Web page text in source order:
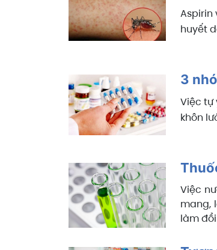
Aspirin
huyết
3
Việc tự
khôn
Việc
mang,
làm